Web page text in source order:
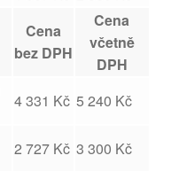
Cena
bez DPH
Cena
včetně
DPH
4 331 Kč 5 240 Kč
2 727 Kč 3 300 Kč